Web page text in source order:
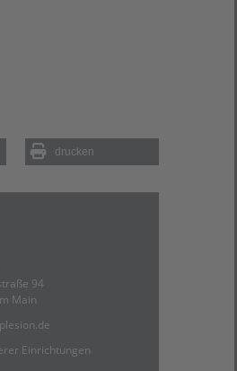
drucken
94
Main
Einrichtungen